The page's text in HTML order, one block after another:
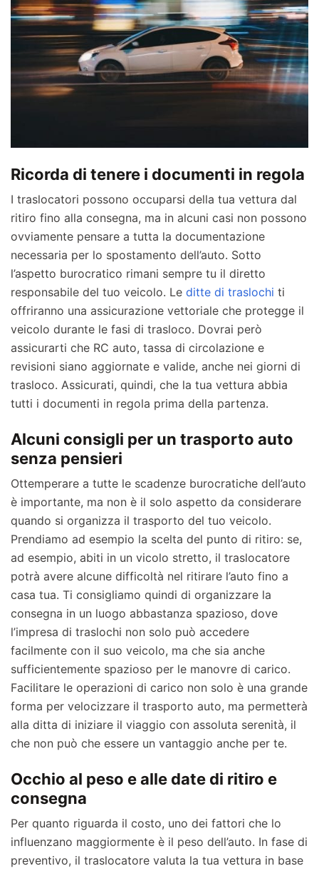
Ricorda di tenere i documenti in regola
I traslocatori possono occuparsi della tua vettura dal
ritiro fino alla consegna, ma in alcuni casi non possono
ovviamente pensare a tutta la documentazione
necessaria per lo spostamento dell’auto. Sotto
l’aspetto burocratico rimani sempre tu il diretto
responsabile del tuo veicolo. Le ditte di traslochi ti
offriranno una assicurazione vettoriale che protegge il
veicolo durante le fasi di trasloco. Dovrai però
assicurarti che RC auto, tassa di circolazione e
revisioni siano aggiornate e valide, anche nei giorni di
trasloco. Assicurati, quindi, che la tua vettura abbia
tutti i documenti in regola prima della partenza.
Alcuni consigli per un trasporto auto
senza pensieri
Ottemperare a tutte le scadenze burocratiche dell’auto
è importante, ma non è il solo aspetto da considerare
quando si organizza il trasporto del tuo veicolo.
Prendiamo ad esempio la scelta del punto di ritiro: se,
ad esempio, abiti in un vicolo stretto, il traslocatore
potrà avere alcune difficoltà nel ritirare l’auto fino a
casa tua. Ti consigliamo quindi di organizzare la
consegna in un luogo abbastanza spazioso, dove
l’impresa di traslochi non solo può accedere
facilmente con il suo veicolo, ma che sia anche
sufficientemente spazioso per le manovre di carico.
Facilitare le operazioni di carico non solo è una grande
forma per velocizzare il trasporto auto, ma permetterà
alla ditta di iniziare il viaggio con assoluta serenità, il
che non può che essere un vantaggio anche per te.
Occhio al peso e alle date di ritiro e
consegna
Per quanto riguarda il costo, uno dei fattori che lo
influenzano maggiormente è il peso dell’auto. In fase di
preventivo, il traslocatore valuta la tua vettura in base